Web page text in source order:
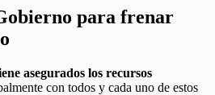
para frenar
asegurados los recursos
con todos y cada uno de estos